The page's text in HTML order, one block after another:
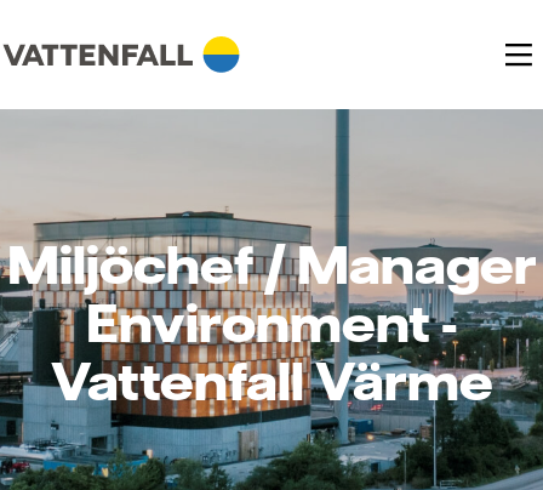
Miljöchef / Manager
Environment -
Vattenfall Värme